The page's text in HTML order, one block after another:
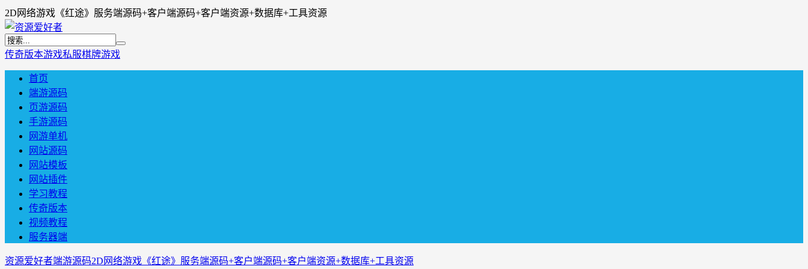
2D网络游戏《红途》服务端源码+客户端源码+客户端资源+数据库+工具资源
传奇版本游戏私服棋牌游戏
首页
端游源码
页游源码
手游源码
网游单机
网站源码
网站模板
网站插件
学习教程
传奇版本
视频教程
服务器端
资源爱好者端游源码2D网络游戏《红途》服务端源码+客户端源码+客户端资源+数据库+工具资源